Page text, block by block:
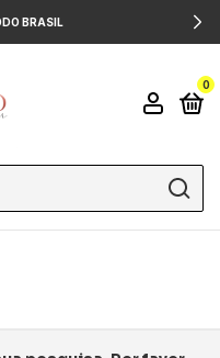
BRASIL
0